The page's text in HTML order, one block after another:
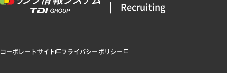
Recruiting
コーポレートサイト プライバシーポリシー